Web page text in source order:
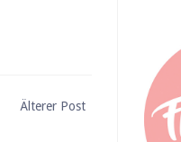
Älterer Post